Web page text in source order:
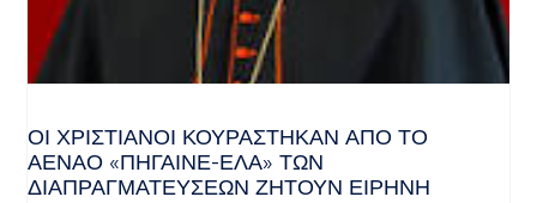
ΟΙ ΧΡΙΣΤΙΑΝΟΊ ΚΟΥΡΆΣΤΗΚΑΝ ΑΠΌ ΤΟ
ΑΈΝΑΟ «ΠΉΓΑΙΝΕ-ΈΛΑ» ΤΩΝ
ΔΙΑΠΡΑΓΜΑΤΕΎΣΕΩΝ ΖΗΤΟΎΝ ΕΙΡΉΝΗ